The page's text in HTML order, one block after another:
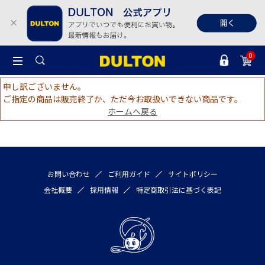
0
申し訳ございません。
ご指定の商品は販売終了か、ただ今お取扱いできない商品です。
ホームへ戻る
お問い合わせ ご利用ガイド
サイトポリシー
会社概要
採用情報 特定商取引法に基づく表記